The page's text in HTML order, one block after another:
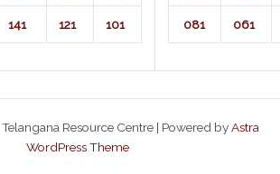
141 121 101 081 061
Resource Centre | Powered byAstra
WordPress Theme